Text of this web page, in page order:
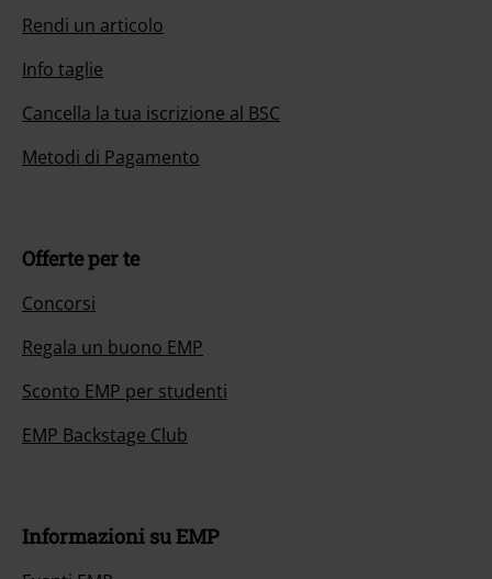
Rendi un articolo
Info taglie
Cancella la tua iscrizione al BSC
Metodi di Pagamento
Offerte per te
Concorsi
Regala un buono EMP
Sconto EMP per studenti
EMP Backstage Club
Informazioni su EMP